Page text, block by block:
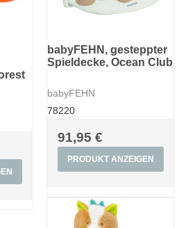
babyFEHN, gesteppter
Spieldecke, Ocean Club
babyFEHN
78220
91,95 €
PRODUKT ANZEIGEN